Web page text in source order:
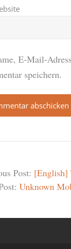
E-Mail-
speichern.
Post: [English]
Unknown